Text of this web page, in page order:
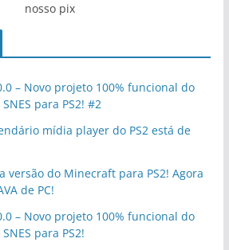
nosso pix
– Novo projeto 100% funcional do
para PS2! #2
mídia player do PS2 está de
versão do Minecraft para PS2! Agora
de PC!
– Novo projeto 100% funcional do
para PS2!